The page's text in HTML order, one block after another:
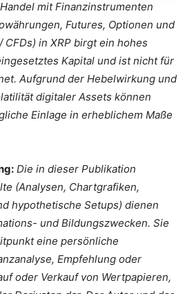
mit Finanzinstrumenten
Futures, Optionen und
in XRP birgt ein hohes
Kapital und ist nicht für
Aufgrund der Hebelwirkung und
digitaler Assets können
Einlage in erheblichem Maße
Die in dieser Publikation
(Analysen, Chartgrafiken,
hypothetische Setups) dienen
und Bildungszwecken. Sie
eine persönliche
Empfehlung oder
oder Verkauf von Wertpapieren,